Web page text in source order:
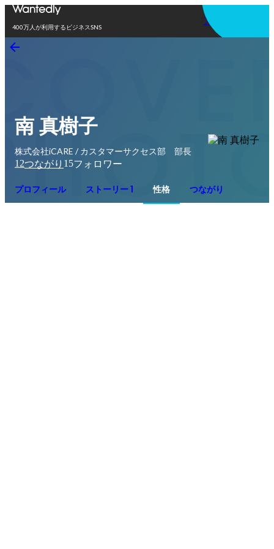
400万人が利用するビジネスSNS
アプリを使う
南 真樹子
株式会社iCARE / カスタマーサクセス部 部長
12つながり 15フォロワー
プロフィール ストーリー 1 性格 つながり